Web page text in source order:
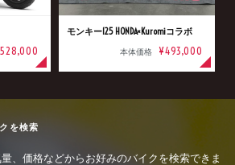
モンキー125 HONDA×Kuromiコラボ
本体価格 ¥493,000
を検索
、価格などからお好みのバイクを検索できま